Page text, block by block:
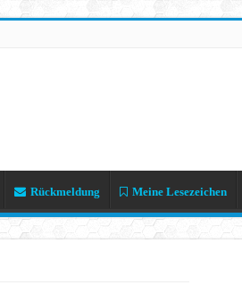
Rückmeldung Meine Lesezeichen